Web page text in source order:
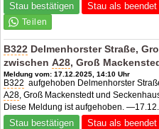
Stau bestätigen Stau als
B322 Delmenhorster Straße,
zwischenA28, Groß
Meldung vom: 17.12.2025, 14:10 Uhr
B322 aufgehoben Delmenhorster
A28, Groß Mackenstedt und
Diese Meldung ist aufgehoben.
Stau bestätigen Stau als